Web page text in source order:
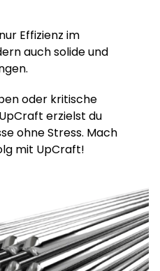
Effizienz im
auch solide und
oder kritische
erzielst du
ohne Stress. Mach
mit UpCraft!